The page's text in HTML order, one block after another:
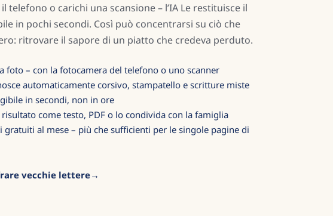
telefono o carichi una scansione – l’IA Le restituisce il
in pochi secondi. Così può concentrarsi su ciò che
ritrovare il sapore di un piatto che credeva perduto.
foto – con la fotocamera del telefono o uno scanner
automaticamente corsivo, stampatello e scritture miste
in secondi, non in ore
come testo, PDF o lo condivida con la famiglia
gratuiti al mese – più che sufficienti per le singole pagine di
vecchie lettere